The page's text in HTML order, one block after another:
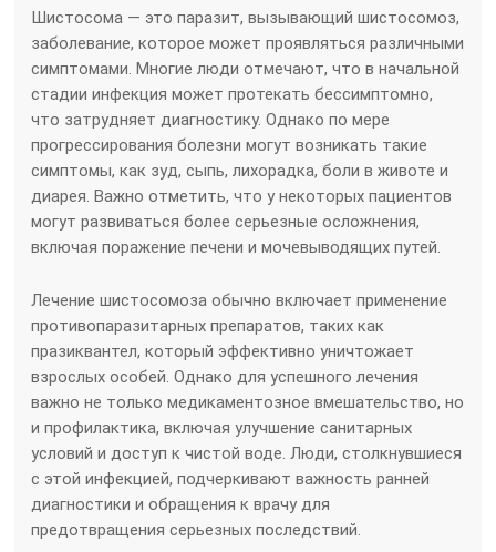
Шистосома — это паразит, вызывающий шистосомоз,
заболевание, которое может проявляться различными
симптомами. Многие люди отмечают, что в начальной
стадии инфекция может протекать бессимптомно,
что затрудняет диагностику. Однако по мере
прогрессирования болезни могут возникать такие
симптомы, как зуд, сыпь, лихорадка, боли в животе и
диарея. Важно отметить, что у некоторых пациентов
могут развиваться более серьезные осложнения,
включая поражение печени и мочевыводящих путей.
Лечение шистосомоза обычно включает применение
противопаразитарных препаратов, таких как
празиквантел, который эффективно уничтожает
взрослых особей. Однако для успешного лечения
важно не только медикаментозное вмешательство, но
и профилактика, включая улучшение санитарных
условий и доступ к чистой воде. Люди, столкнувшиеся
с этой инфекцией, подчеркивают важность ранней
диагностики и обращения к врачу для
предотвращения серьезных последствий.